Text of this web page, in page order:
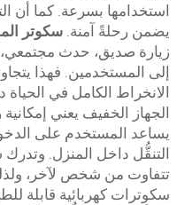
استخدامها بسرعة. كما أن
يضمن رحلةً آمنة. سكوتر
زيارة صديق، حدث مجتمعي،
إلى المستخدمين. فهذا
الانخراط الكامل في
الجهاز الخفيف يعني
يساعد المستخدم على
التنقُّل داخل المنزل.
تتفاوت من شخص لآخر،
سكوترات كهربائية قابلة